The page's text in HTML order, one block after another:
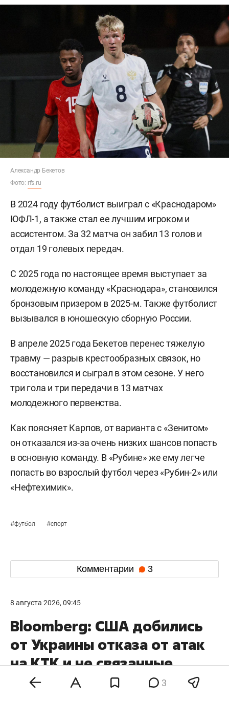
Александр Бекетов
Фото: rfs.ru
В 2024 году футболист выиграл с «Краснодаром»
ЮФЛ-1, а также стал ее лучшим игроком и
ассистентом. За 32 матча он забил 13 голов и
отдал 19 голевых передач.
С 2025 года по настоящее время выступает за
молодежную команду «Краснодара», становился
бронзовым призером в 2025-м. Также футболист
вызывался в юношескую сборную России.
В апреле 2025 года Бекетов перенес тяжелую
травму — разрыв крестообразных связок, но
восстановился и сыграл в этом сезоне. У него
три гола и три передачи в 13 матчах
молодежного первенства.
Как поясняет Карпов, от варианта с «Зенитом»
он отказался из-за очень низких шансов попасть
в основную команду. В «Рубине» же ему легче
попасть во взрослый футбол через «Рубин-2» или
«Нефтехимик».
#футбол #спорт
Комментарии 3
8 августа 2026, 09:45
Bloomberg: США добились
от Украины отказа от атак
на КТК и не связанные
с Россией танкеры
3